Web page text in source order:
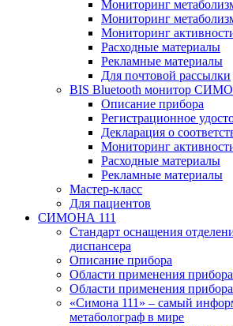
Мониторинг
Мониторинг
Мониторинг
Расходные материалы
Рекламные материалы
Для почтовой рассылки
BIS Bluetooth монитор
Описание прибора
Регистрационное
Декларация о
Мониторинг
Расходные материалы
Рекламные материалы
Мастер-класс
Для пациентов
СИМОНА 111
Стандарт оснащения
диспансера
Описание прибора
Области применения
Области применения
«Симона 111» – самый
метаболограф в мире